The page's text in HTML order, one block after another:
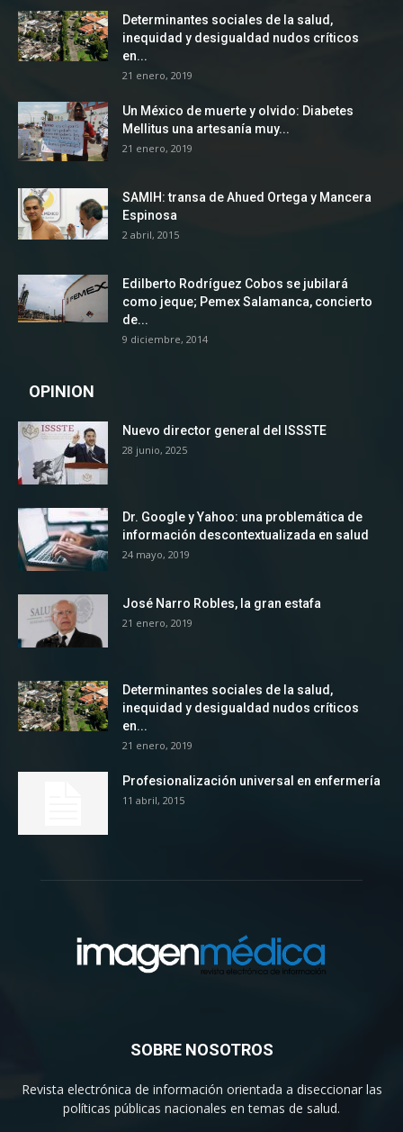
Determinantes sociales de la salud,
inequidad y desigualdad nudos críticos
en...
21 enero, 2019
Un México de muerte y olvido: Diabetes
Mellitus una artesanía muy...
21 enero, 2019
SAMIH: transa de Ahued Ortega y Mancera
Espinosa
2 abril, 2015
Edilberto Rodríguez Cobos se jubilará
como jeque; Pemex Salamanca, concierto
de...
9 diciembre, 2014
OPINION
Nuevo director general del ISSSTE
28 junio, 2025
Dr. Google y Yahoo: una problemática de
información descontextualizada en salud
24 mayo, 2019
José Narro Robles, la gran estafa
21 enero, 2019
Determinantes sociales de la salud,
inequidad y desigualdad nudos críticos
en...
21 enero, 2019
Profesionalización universal en enfermería
11 abril, 2015
SOBRE NOSOTROS
Revista electrónica de información orientada a diseccionar las
políticas públicas nacionales en temas de salud.